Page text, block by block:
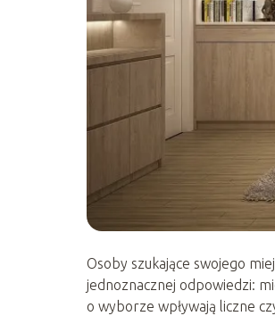
Osoby szukające swojego
jednoznacznej odpowiedzi:
o wyborze wpływają liczne